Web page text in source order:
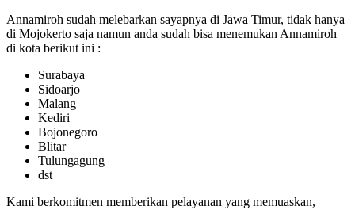
Annamiroh sudah melebarkan sayapnya di Jawa Timur, tidak hanya
di Mojokerto saja namun anda sudah bisa menemukan Annamiroh
di kota berikut ini :
Surabaya
Sidoarjo
Malang
Kediri
Bojonegoro
Blitar
Tulungagung
dst
Kami berkomitmen memberikan pelayanan yang memuaskan,